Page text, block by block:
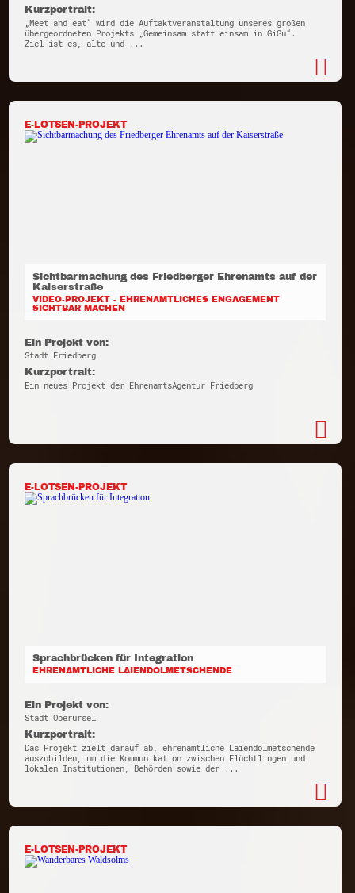
Kurzportrait:
„Meet and eat“ wird die Auftaktveranstaltung unseres großen
übergeordneten Projekts „Gemeinsam statt einsam in GiGu“.
Ziel ist es, alte und ...
E-LOTSEN-PROJEKT
Sichtbarmachung des Friedberger Ehrenamts auf der
Kaiserstraße
VIDEO-PROJEKT - EHRENAMTLICHES ENGAGEMENT
SICHTBAR MACHEN
Ein Projekt von:
Stadt Friedberg
Kurzportrait:
Ein neues Projekt der EhrenamtsAgentur Friedberg
E-LOTSEN-PROJEKT
Sprachbrücken für Integration
EHRENAMTLICHE LAIENDOLMETSCHENDE
Ein Projekt von:
Stadt Oberursel
Kurzportrait:
Das Projekt zielt darauf ab, ehrenamtliche Laiendolmetschende
auszubilden, um die Kommunikation zwischen Flüchtlingen und
lokalen Institutionen, Behörden sowie der ...
E-LOTSEN-PROJEKT